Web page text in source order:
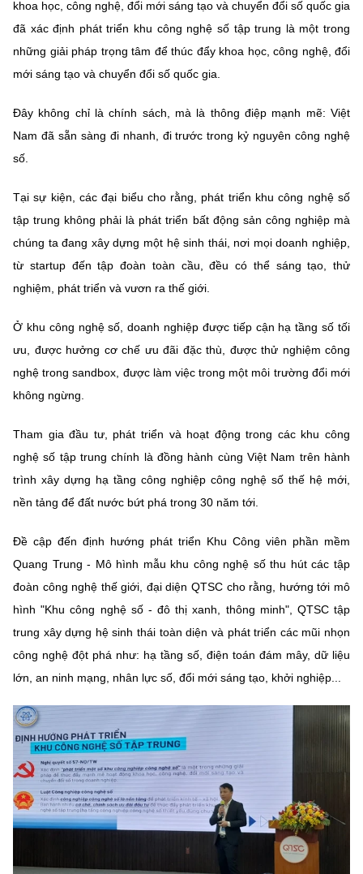
khoa học, công nghệ, đổi mới sáng tạo và chuyển đổi số quốc gia
đã xác định phát triển khu công nghệ số tập trung là một trong
những giải pháp trọng tâm để thúc đẩy khoa học, công nghệ, đổi
mới sáng tạo và chuyển đổi số quốc gia.
Đây không chỉ là chính sách, mà là thông điệp mạnh mẽ: Việt
Nam đã sẵn sàng đi nhanh, đi trước trong kỷ nguyên công nghệ
số.
Tại sự kiện, các đại biểu cho rằng, phát triển khu công nghệ số
tập trung không phải là phát triển bất động sản công nghiệp mà
chúng ta đang xây dựng một hệ sinh thái, nơi mọi doanh nghiệp,
từ startup đến tập đoàn toàn cầu, đều có thể sáng tạo, thử
nghiệm, phát triển và vươn ra thế giới.
Ở khu công nghệ số, doanh nghiệp được tiếp cận hạ tầng số tối
ưu, được hưởng cơ chế ưu đãi đặc thù, được thử nghiệm công
nghệ trong sandbox, được làm việc trong một môi trường đổi mới
không ngừng.
Tham gia đầu tư, phát triển và hoạt động trong các khu công
nghệ số tập trung chính là đồng hành cùng Việt Nam trên hành
trình xây dựng hạ tầng công nghiệp công nghệ số thế hệ mới,
nền tảng để đất nước bứt phá trong 30 năm tới.
Đề cập đến định hướng phát triển Khu Công viên phần mềm
Quang Trung - Mô hình mẫu khu công nghệ số thu hút các tập
đoàn công nghệ thế giới, đại diện QTSC cho rằng, hướng tới mô
hình "Khu công nghệ số - đô thị xanh, thông minh", QTSC tập
trung xây dựng hệ sinh thái toàn diện và phát triển các mũi nhọn
công nghệ đột phá như: hạ tầng số, điện toán đám mây, dữ liệu
lớn, an ninh mạng, nhân lực số, đổi mới sáng tạo, khởi nghiệp...